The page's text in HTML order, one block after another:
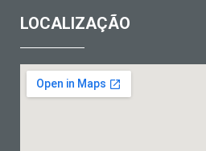
LOCALIZAÇÃO